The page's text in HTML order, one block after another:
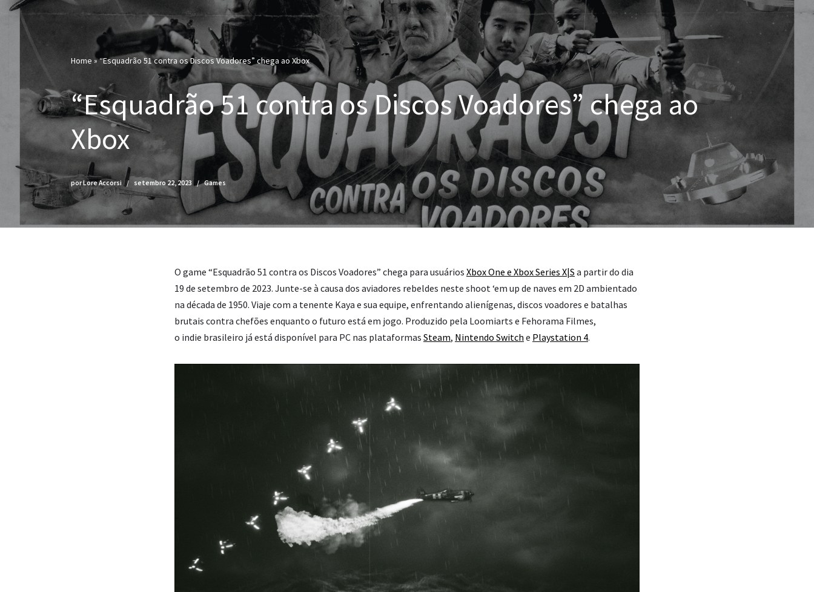
Home »“Esquadrão 51 contra os Discos Voadores” chega ao Xbox
“Esquadrão 51 contra os Discos Voadores” chega ao
Xbox
porLore Accorsi setembro 22, 2023 Games
O game “Esquadrão 51 contra os Discos Voadores” chega para usuários Xbox One e Xbox Series X|S a partir do dia
19 de setembro de 2023. Junte-se à causa dos aviadores rebeldes neste shoot ‘em up de naves em 2D ambientado
na década de 1950. Viaje com a tenente Kaya e sua equipe, enfrentando alienígenas, discos voadores e batalhas
brutais contra chefões enquanto o futuro está em jogo. Produzido pela Loomiarts e Fehorama Filmes,
o indie brasileiro já está disponível para PC nas plataformas Steam, Nintendo Switch e Playstation 4.